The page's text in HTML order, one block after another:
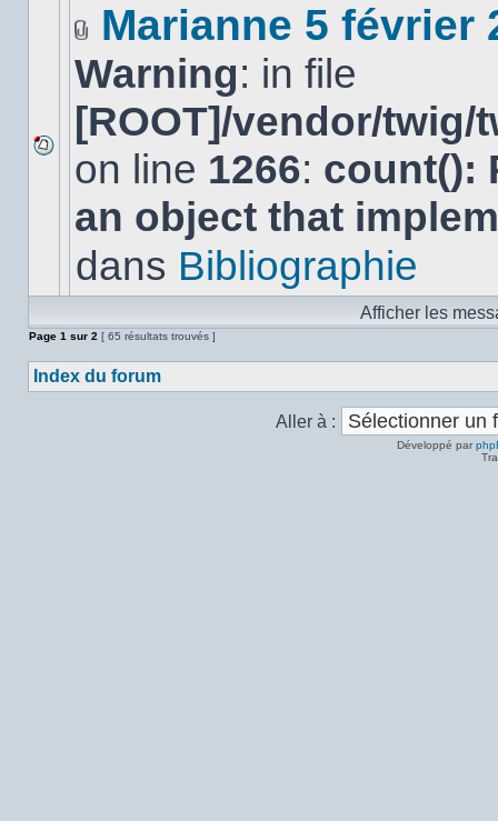
Aucun
nouveau
message
non-
dans
joint(s)
Marianne 5 février
Warning: in file
[ROOT]/vendor/
on line 1266: count():
an object that
dans Bibliographie
Afficher les
Page 1 sur 2 [ 65 résultats trouvés ]
Index du forum
Aller à :
Développé par